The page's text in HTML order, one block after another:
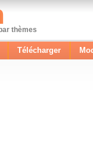
thèmes
Télécharger